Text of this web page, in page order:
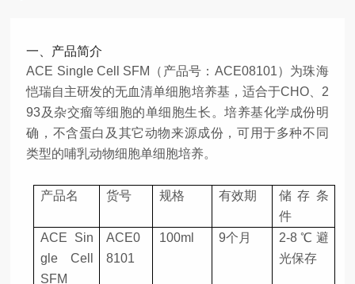
一、产品简介
ACE Single Cell SFM（产品号：ACE08101）为珠海
恺瑞自主研发的无血清单细胞培养基，适合于CHO、2
93及杂交瘤等细胞的单细胞生长。培养基化学成份明
确，不含蛋白及其它动物来源成份，可用于多种不同
类型的哺乳动物细胞单细胞培养。
产品名 货号 规格 有效期
储存条
件
ACE Sin
gle Cell
SFM
ACE0
8101
100ml 9个月
2-8℃避
光保存